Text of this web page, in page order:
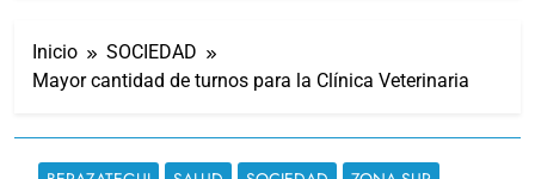
Inicio
SOCIEDAD
Mayor cantidad de turnos para la Clínica Veterinaria